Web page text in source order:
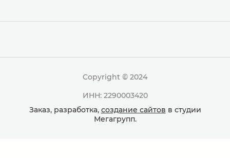
Copyright © 2024
ИНН: 2290003420
Заказ, разработка, создание сайтов в студии
Мегагрупп.